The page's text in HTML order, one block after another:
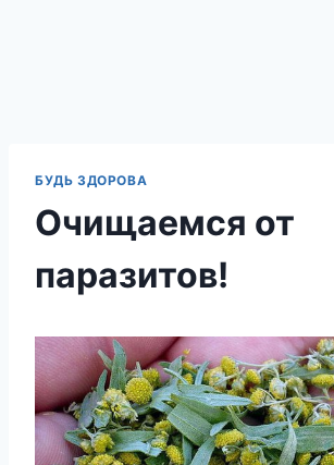
БУДЬ ЗДОРОВА
Очищаемся от
паразитов!